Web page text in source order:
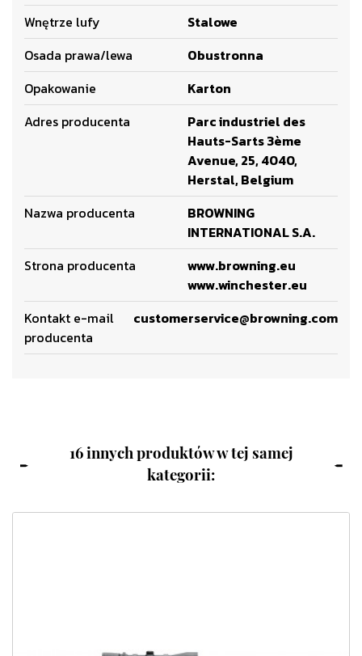
Wnętrze lufy
Stalowe
Osada prawa/lewa
Obustronna
Opakowanie
Karton
Adres producenta
Parc industriel des
Hauts-Sarts 3ème
Avenue, 25, 4040,
Herstal, Belgium
Nazwa producenta
BROWNING
INTERNATIONAL S.A.
Strona producenta
www.browning.eu
www.winchester.eu
Kontakt e-mail
producenta
customerservice@browning.com
16 innych produktów w tej samej
kategorii: